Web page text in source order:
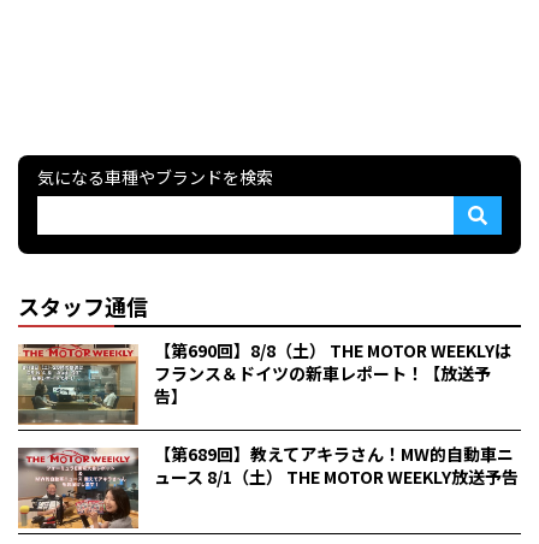
気になる車種やブランドを検索
スタッフ通信
【第690回】8/8（土） THE MOTOR WEEKLYは
フランス＆ドイツの新車レポート！【放送予
告】
【第689回】教えてアキラさん！MW的自動車ニ
ュース 8/1（土） THE MOTOR WEEKLY放送予告